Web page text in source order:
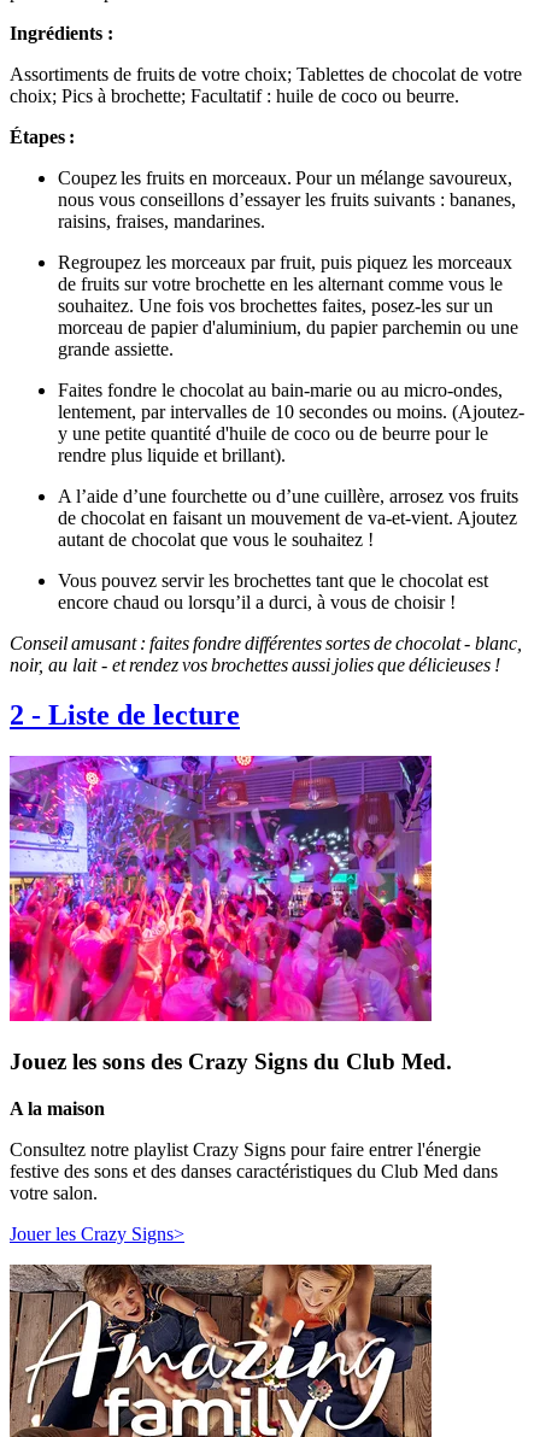
Ingrédients :
Assortiments de fruits de votre choix; Tablettes de chocolat de votre
choix; Pics à brochette; Facultatif : huile de coco ou beurre.
Étapes :
Coupez les fruits en morceaux. Pour un mélange savoureux,
nous vous conseillons d’essayer les fruits suivants : bananes,
raisins, fraises, mandarines.
Regroupez les morceaux par fruit, puis piquez les morceaux
de fruits sur votre brochette en les alternant comme vous le
souhaitez. Une fois vos brochettes faites, posez-les sur un
morceau de papier d'aluminium, du papier parchemin ou une
grande assiette.
Faites fondre le chocolat au bain-marie ou au micro-ondes,
lentement, par intervalles de 10 secondes ou moins. (Ajoutez-
y une petite quantité d'huile de coco ou de beurre pour le
rendre plus liquide et brillant).
A l’aide d’une fourchette ou d’une cuillère, arrosez vos fruits
de chocolat en faisant un mouvement de va-et-vient. Ajoutez
autant de chocolat que vous le souhaitez !
Vous pouvez servir les brochettes tant que le chocolat est
encore chaud ou lorsqu’il a durci, à vous de choisir !
Conseil amusant : faites fondre différentes sortes de chocolat - blanc,
noir, au lait - et rendez vos brochettes aussi jolies que délicieuses !
2 - Liste de lecture
Jouez les sons des Crazy Signs du Club Med.
A la maison
Consultez notre playlist Crazy Signs pour faire entrer l'énergie
festive des sons et des danses caractéristiques du Club Med dans
votre salon.
Jouer les Crazy Signs>